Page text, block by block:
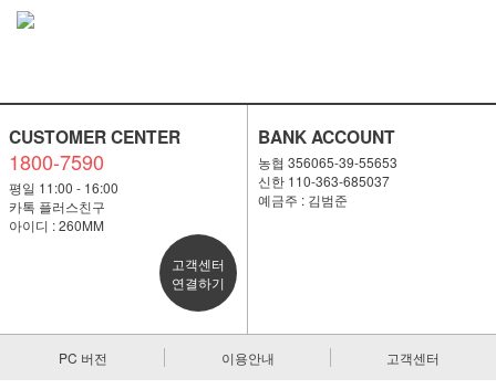
CUSTOMER CENTER
1800-7590
평일 11:00 - 16:00
카톡 플러스친구
아이디 : 260MM
고객센터
연결하기
BANK ACCOUNT
농협 356065-39-55653
신한 110-363-685037
예금주 : 김범준
PC 버전 이용안내 고객센터